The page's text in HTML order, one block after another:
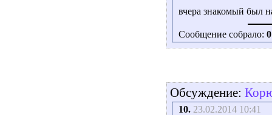
вчера знакомый был
Сообщение собрало: 0
Обсуждение:
10. 23.02.2014 10:41